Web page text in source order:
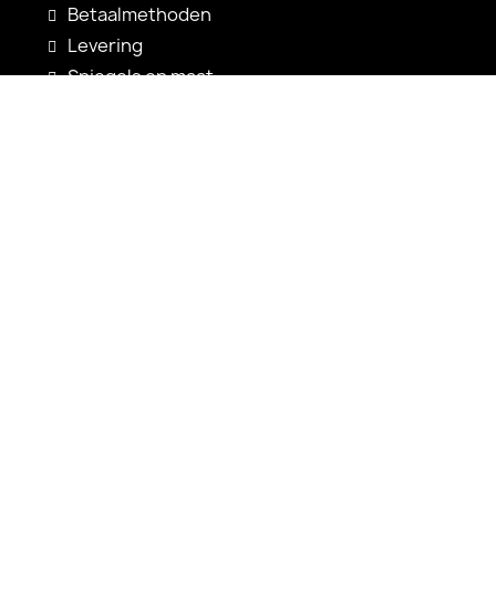
Betaalmethoden
Levering
Spiegels op maat